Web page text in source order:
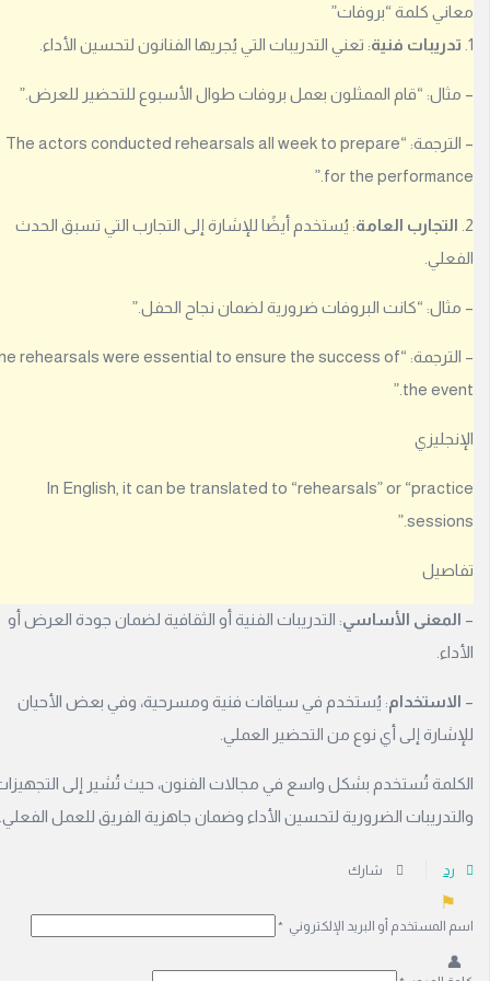
كلمة “بروفات”
فنية : تعني التدريبات التي يُجريها الفنانون لتحسين الأداء.
“قام الممثلون بعمل بروفات طوال الأسبوع للتحضير للعرض.”
– الترجمة: “The actors conducted rehearsals all week to prepare
for the
العامة: يُستخدم أيضًا للإشارة إلى التجارب التي تسبق الحدث
“كانت البروفات ضرورية لضمان نجاح الحفل.”
– الترجمة: “The rehearsals were essential to ensure the success of
the
In English, it can be translated to “rehearsals” or
الأساسي: التدريبات الفنية أو الثقافية لضمان جودة العرض أو
: يُستخدم في سياقات فنية ومسرحية، وفي بعض الأحيان
إلى أي نوع من التحضير العملي.
تُستخدم بشكل واسع في مجالات الفنون، حيث تُشير إلى التجهيزات
الضرورية لتحسين الأداء وضمان جاهزية الفريق للعمل الفعلي.
شارك
ل
د
خ
ل
ت
ت
ك
م
إ
ا
ف
إ
ا
ب
أو البريد الإلكتروني *